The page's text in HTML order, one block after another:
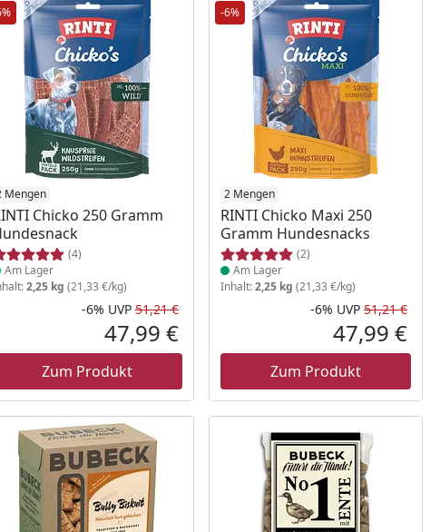
ProzentPreis
Preis
Mengen
Chicko 250 Gramm
(4)
am Lager
Am Lager
2,25 kg (21,33 €/kg)
Rabatt in Prozent
-6%
Ursprünglicher Preis
UVP 51,21 €
Aktueller Preis
47,99 €
Zum Produkt
-6%
2 Mengen
RINTI Chicko Maxi 250
Gramm Hundesnacks
(2)
Produkt am Lager
Am Lager
Inhalt:2,25 kg (21,33 €/kg)
-6% UVP 51,21 €
47,99 €
Zum Produkt